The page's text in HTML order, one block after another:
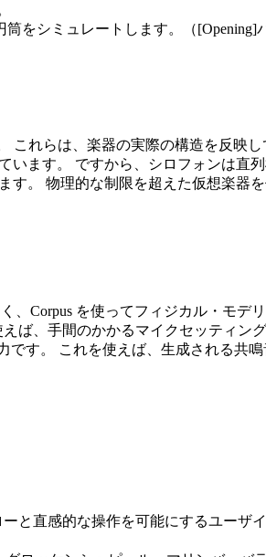
をシミュレートします。（[Opening]
これらは、楽器の実際の構造を反映
ます。 ですから、シロフォンは直
。 物理的な制限を超えた仮想楽器
、Corpus を使ってフィジカル・モ
ば、手間のかかるマイクセッティ
です。 これを使えば、生成される
と直感的な操作を可能にするユー